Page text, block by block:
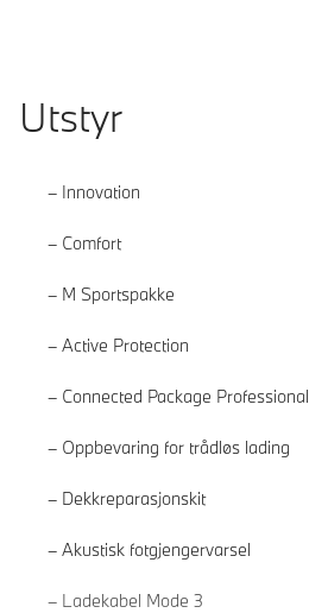
Utstyr
Innovation
Comfort
M Sportspakke
Active Protection
Connected Package Professional
Oppbevaring for trådløs lading
Dekkreparasjonskit
Akustisk fotgjengervarsel
Ladekabel Mode 3
Les mer